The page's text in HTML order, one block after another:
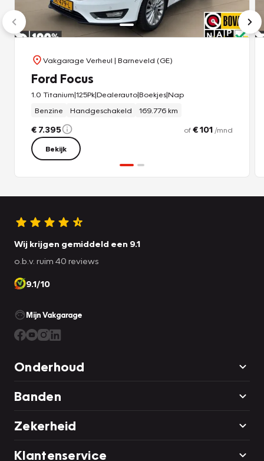
Vakgarage Verheul | Barneveld (GE)
Ford Focus
1.0 Titanium|125Pk|Dealerauto|Boekjes|Nap
Benzine
Handgeschakeld 169.776 km
€ 7.395 of€ 101 /mnd
Bekijk
Wij krijgen gemiddeld een 9.1
o.b.v. ruim 40 reviews
9.1/10
Mijn Vakgarage
Onderhoud
Banden
Zekerheid
Klantenservice